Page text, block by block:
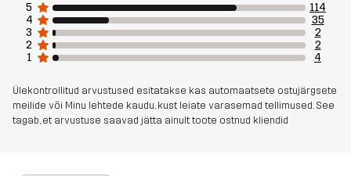
Disaini
sihtrühm
IGAPÄEVASEKS KASUTUSEKS
UNIVERSAALNE KASUTUS
5
114
4
35
3
2
2
2
1
4
Ülekontrollitud arvustused esitatakse kas automaatsete ostujärgsete
meilide või Minu lehtede kaudu, kust leiate varasemad tellimused. See
tagab, et arvustuse saavad jätta ainult toote ostnud kliendid